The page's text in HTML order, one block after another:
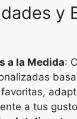
y
a la Medida:
a tus